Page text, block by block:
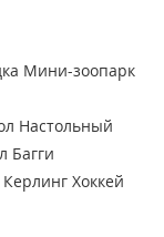
Мини-зоопарк
Настольный
Багги
Керлинг Хоккей